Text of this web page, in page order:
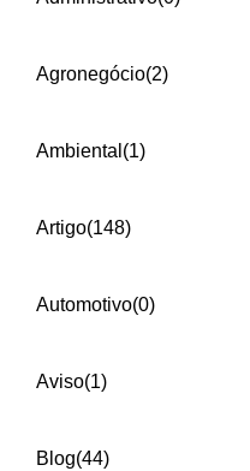
Agronegócio(2)
Ambiental (1)
Artigo(148)
Automotivo(0)
Aviso(1)
Blog(44)